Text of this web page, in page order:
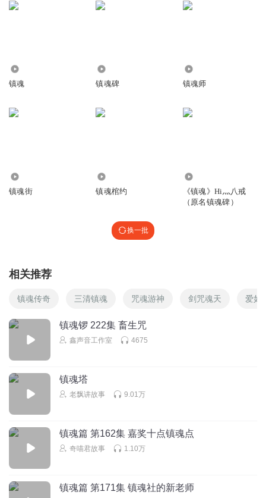
镇魂 镇魂碑 镇魂师
镇魂街 镇魂棺约
《镇魂》Hi灬八戒
（原名镇魂碑）
换一批
相关推荐
镇魂传奇 三清镇魂 咒魂游神 剑咒魂天 爱如
镇魂锣 222集 畜生咒
鑫声音工作室 4675
镇魂塔
老飘讲故事 9.01万
镇魂篇 第162集 嘉奖十点镇魂点
奇喵君故事 1.10万
镇魂篇 第171集 镇魂社的新老师